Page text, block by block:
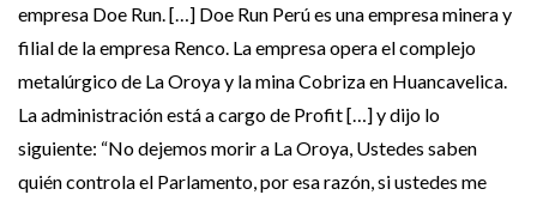
empresa Doe Run. […] Doe Run Perú es una empresa minera y
filial de la empresa Renco. La empresa opera el complejo
metalúrgico de La Oroya y la mina Cobriza en Huancavelica.
La administración está a cargo de Profit […] y dijo lo
siguiente: “No dejemos morir a La Oroya, Ustedes saben
quién controla el Parlamento, por esa razón, si ustedes me